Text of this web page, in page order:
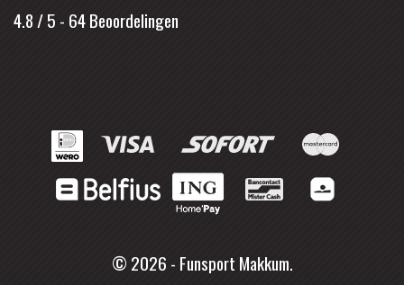
4.8 / 5 - 64Beoordelingen
© 2026 - Funsport Makkum.